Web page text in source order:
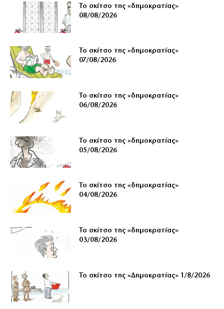
Το σκίτσο της «δημοκρατίας»
08/08/2026
Το σκίτσο της «δημοκρατίας»
07/08/2026
Το σκίτσο της «δημοκρατίας»
06/08/2026
Το σκίτσο της «δημοκρατίας»
05/08/2026
Το σκίτσο της «δημοκρατίας»
04/08/2026
Το σκίτσο της «δημοκρατίας»
03/08/2026
Το σκίτσο της «Δημοκρατίας» 1/8/2026